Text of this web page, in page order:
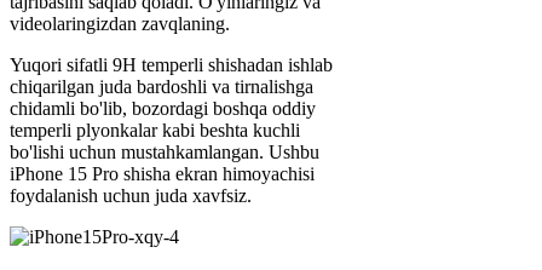
videolaringizdan zavqlaning.
Yuqori sifatli 9H temperli shishadan ishlab
chiqarilgan juda bardoshli va tirnalishga
chidamli bo'lib, bozordagi boshqa oddiy
temperli plyonkalar kabi beshta kuchli
bo'lishi uchun mustahkamlangan. Ushbu
iPhone 15 Pro shisha ekran himoyachisi
foydalanish uchun juda xavfsiz.